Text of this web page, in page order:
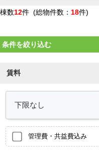
棟数12件 (総物件数： 18件)
条件を絞り込む
賃料
管理費・共益費込み